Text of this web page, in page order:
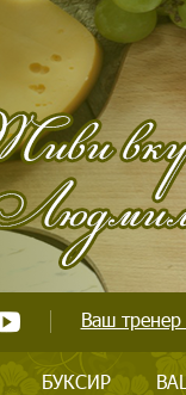
Ваш
БУКСИР